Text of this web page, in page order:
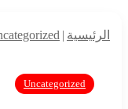
الرئيسية
Uncategorized